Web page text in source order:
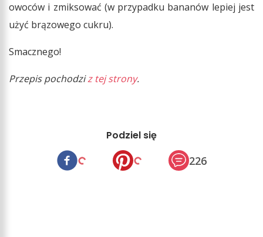
owoców i zmiksować (w przypadku bananów lepiej jest
użyć brązowego cukru).
Smacznego!
Przepis pochodziz tej strony.
Podziel się
226